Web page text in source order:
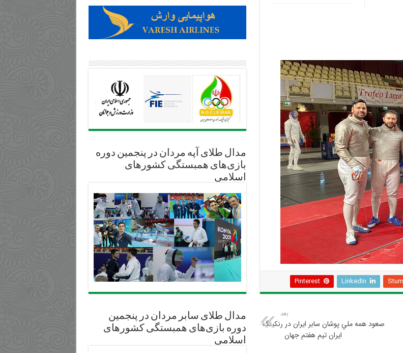
LinkedIn
Pinterest
بعد
صعود همه ملي پوشان سابر ايران در رنكينگ جهاني/ علي پاكدامن چهارم شد/
ايران تيم هفتم جهان
مدال طلای آپه مردان در پنجمین دوره
بازی‌های همبستگی کشورهای
اسلامی
مدال طلای سابر مردان در پنجمین
دوره بازی‌های همبستگی کشورهای
اسلامی